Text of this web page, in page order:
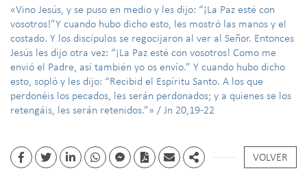
«Vino Jesús, y se puso en medio y les dijo: “¡La Paz esté con
vosotros!”Y cuando hubo dicho esto, les mostró las manos y el
costado. Y los discípulos se regocijaron al ver al Señor. Entonces
Jesús les dijo otra vez: “¡La Paz esté con vosotros! Como me
envió el Padre, así también yo os envío.” Y cuando hubo dicho
esto, sopló y les dijo: “Recibid el Espíritu Santo. A los que
perdonéis los pecados, les serán perdonados; y a quienes se los
retengáis, les serán retenidos.”» / Jn 20,19-22
FacebookTwitterLinkedinwhatsappfacebook messenger
PDF EmailShare
VOLVER